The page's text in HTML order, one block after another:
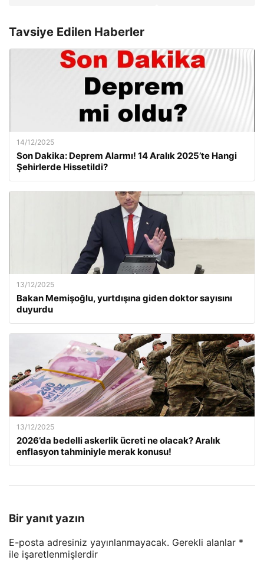
Tavsiye Edilen Haberler
14/12/2025
Son Dakika: Deprem Alarmı! 14 Aralık 2025’te Hangi
Şehirlerde Hissetildi?
13/12/2025
Bakan Memişoğlu, yurtdışına giden doktor sayısını
duyurdu
13/12/2025
2026’da bedelli askerlik ücreti ne olacak? Aralık
enflasyon tahminiyle merak konusu!
Bir yanıt yazın
E-posta adresiniz yayınlanmayacak. Gerekli alanlar *
ile işaretlenmişlerdir